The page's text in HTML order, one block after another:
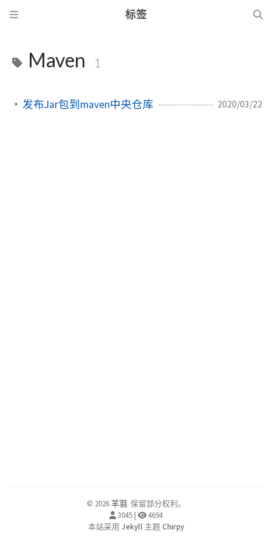
标签
Maven 1
发布Jar包到maven中央仓库 2020/03/22
© 2026 羊羽. 保留部分权利。
3045 |
4694
本站采用 Jekyll 主题 Chirpy